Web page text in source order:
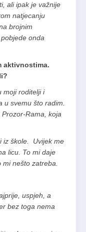
ali ipak je važnije
natjecanju
brojnim
onda
aktivnostima.
moji roditelji i
u svemu što radim.
Rama, koja
iz škole. Uvijek me
licu. To mi daje
nešto zatreba.
uspjeh, a
bez toga nema